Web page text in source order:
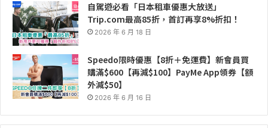
自駕遊必看「日本租車優惠大放送」
Trip.com最高85折，首訂再享8%折扣！
2026 年 6 月 18 日
Speedo限時優惠【8折＋免運費】新會員買
購滿$600【再減$100】PayMe App領券【額
外減$50】
2026 年 6 月 16 日